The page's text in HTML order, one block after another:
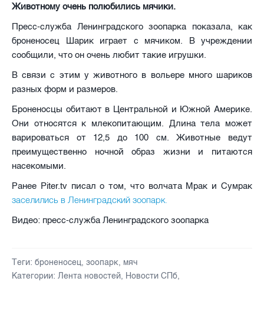
Животному очень полюбились мячики.
Пресс-служба Ленинградского зоопарка показала, как
броненосец Шарик играет с мячиком. В учреждении
сообщили, что он очень любит такие игрушки.
В связи с этим у животного в вольере много шариков
разных форм и размеров.
Броненосцы обитают в Центральной и Южной Америке.
Они относятся к млекопитающим. Длина тела может
варироваться от 12,5 до 100 см. Животные ведут
преимущественно ночной образ жизни и питаются
насекомыми.
Ранее Piter.tv писал о том, что волчата Мрак и Сумрак
заселились в Ленинградский зоопарк.
Видео: пресс-служба Ленинградского зоопарка
Теги: броненосец, зоопарк, мяч
Категории: Лента новостей, Новости СПб,